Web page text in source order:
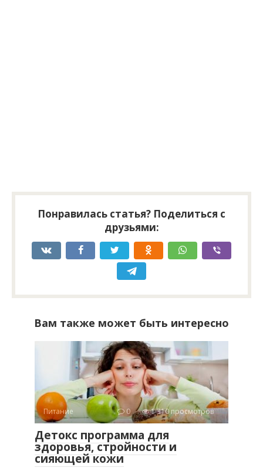
Понравилась статья? Поделиться с
друзьями:
Вам также может быть интересно
Питание 0 1 310 просмотров
Детокс программа для
здоровья, стройности и
сияющей кожи